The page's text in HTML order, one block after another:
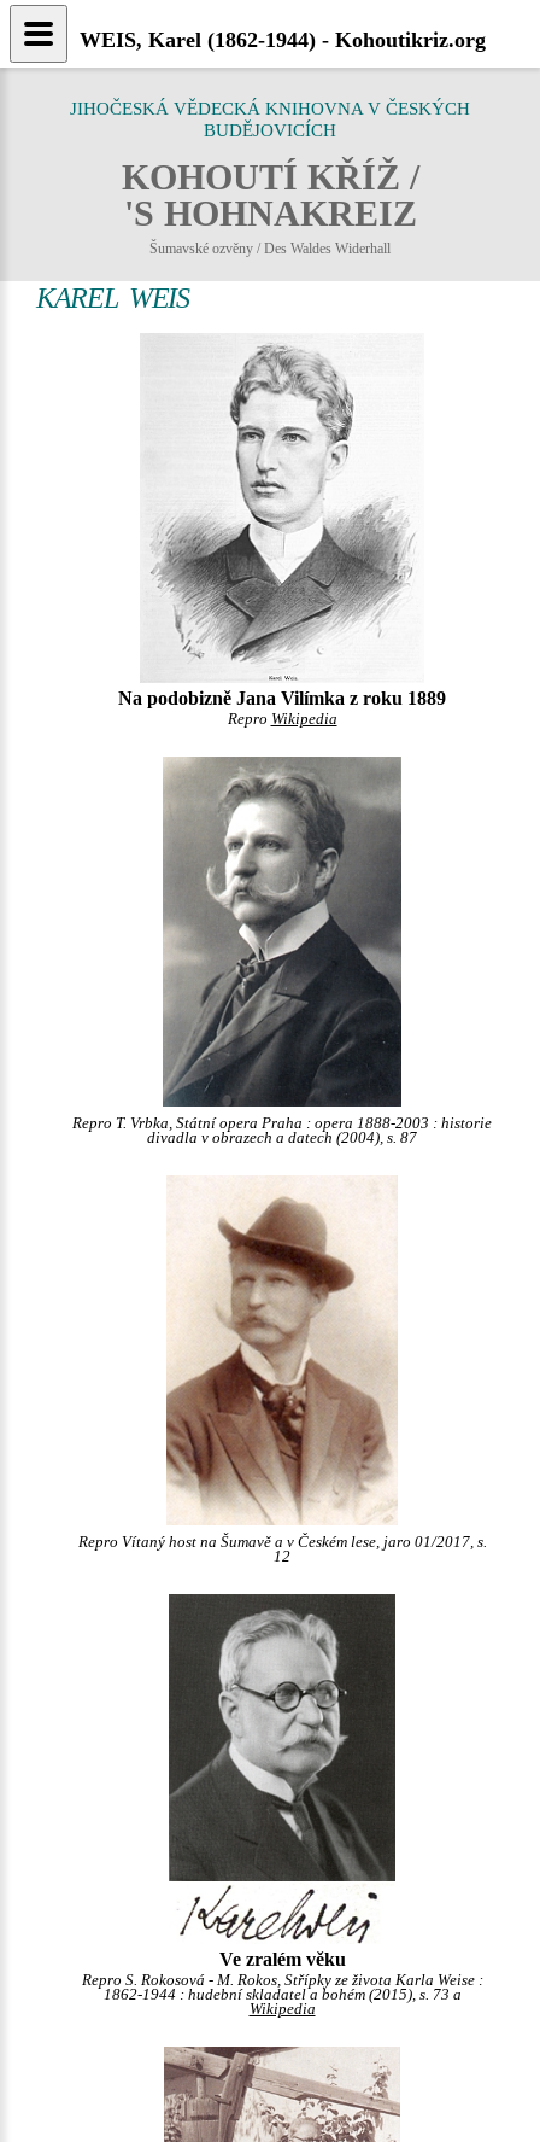
JIHOČESKÁ VĚDECKÁ KNIHOVNA V ČESKÝCH
BUDĚJOVICÍCH
KOHOUTÍ KŘÍŽ /
'S HOHNAKREIZ
Šumavské ozvěny / Des Waldes Widerhall
KAREL WEIS
Na podobizně Jana Vilímka z roku 1889
Repro Wikipedia
Repro T. Vrbka, Státní opera Praha : opera 1888-2003 : historie
divadla v obrazech a datech (2004), s. 87
Repro Vítaný host na Šumavě a v Českém lese, jaro 01/2017, s.
12
Ve zralém věku
Repro S. Rokosová - M. Rokos, Střípky ze života Karla Weise :
1862-1944 : hudební skladatel a bohém (2015), s. 73 a
Wikipedia
WEIS, Karel (1862-1944) - Kohoutikriz.org